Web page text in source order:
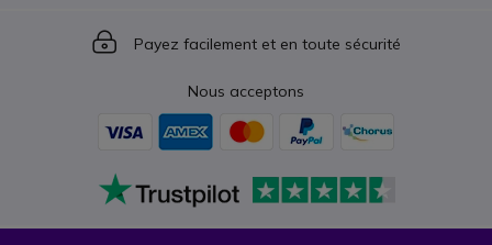
Icon
Payez facilement et en toute sécurité
Nous acceptons